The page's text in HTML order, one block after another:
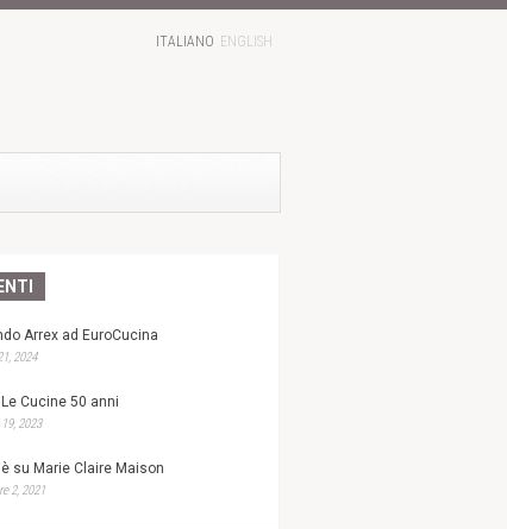
ITALIANO ENGLISH
Arrex ad EuroCucina
2024
Cucine 50 anni
2023
su Marie Claire Maison
2, 2021